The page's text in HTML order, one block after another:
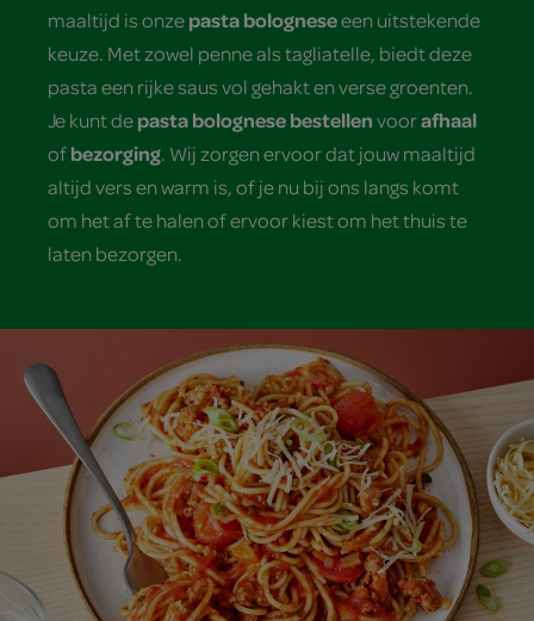
maaltijd is onzepasta bologneseeen uitstekende
keuze. Met zowel penne als tagliatelle, biedt deze
pasta een rijke saus vol gehakt en verse groenten.
Je kunt depasta bolognese bestellenvoorafhaal
ofbezorging. Wij zorgen ervoor dat jouw maaltijd
altijd vers en warm is, of je nu bij ons langs komt
om het af te halen of ervoor kiest om het thuis te
laten bezorgen.